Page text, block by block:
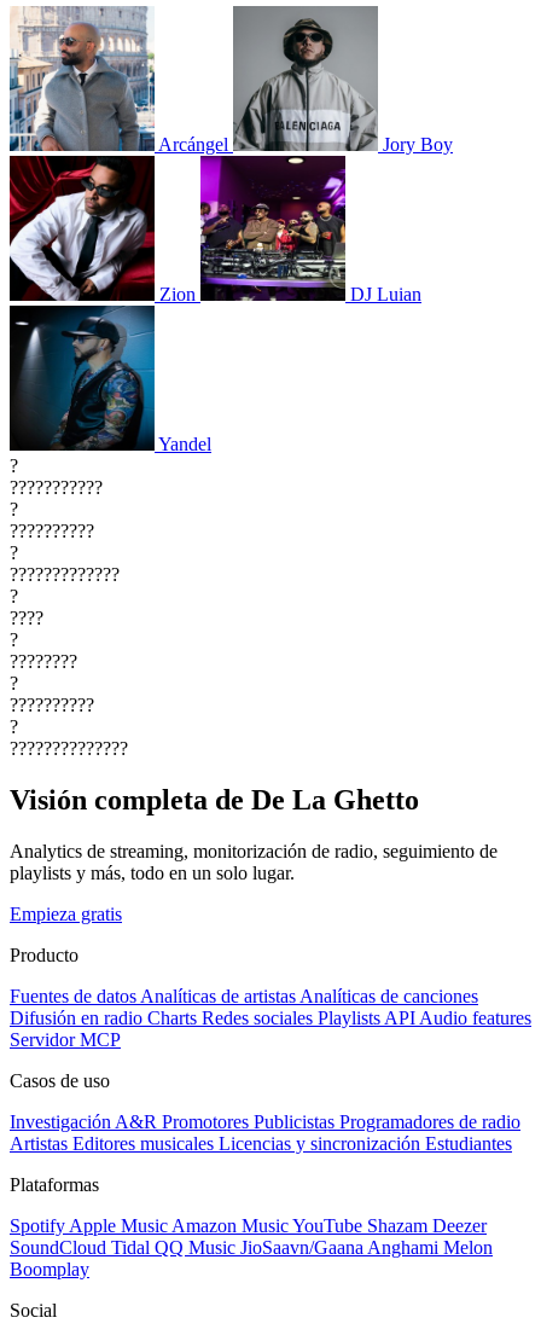
Arcángel Jory Boy
Zion DJ Luian
Yandel
?
???????????
?
??????????
?
?????????????
?
????
?
????????
?
??????????
?
??????????????
Visión completa de De La Ghetto
Analytics de streaming, monitorización de radio, seguimiento de
playlists y más, todo en un solo lugar.
Empieza gratis
Producto
Fuentes de datos Analíticas de artistas Analíticas de canciones
Difusión en radio Charts Redes sociales Playlists API Audio features
Servidor MCP
Casos de uso
Investigación A&R Promotores Publicistas Programadores de radio
Artistas Editores musicales Licencias y sincronización Estudiantes
Plataformas
Spotify Apple Music Amazon MusicYouTube Shazam Deezer
SoundCloud Tidal QQ Music JioSaavn/Gaana Anghami Melon
Boomplay
Social